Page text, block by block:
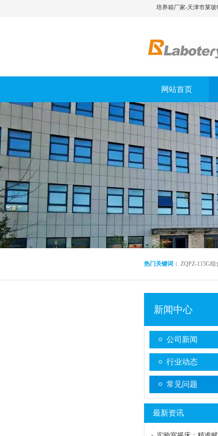
培养箱厂家-天津市莱玻
网站首页
热门关键词： ZQPZ-115G
新闻中心
公司新闻
行业动态
常见问题
最新资讯